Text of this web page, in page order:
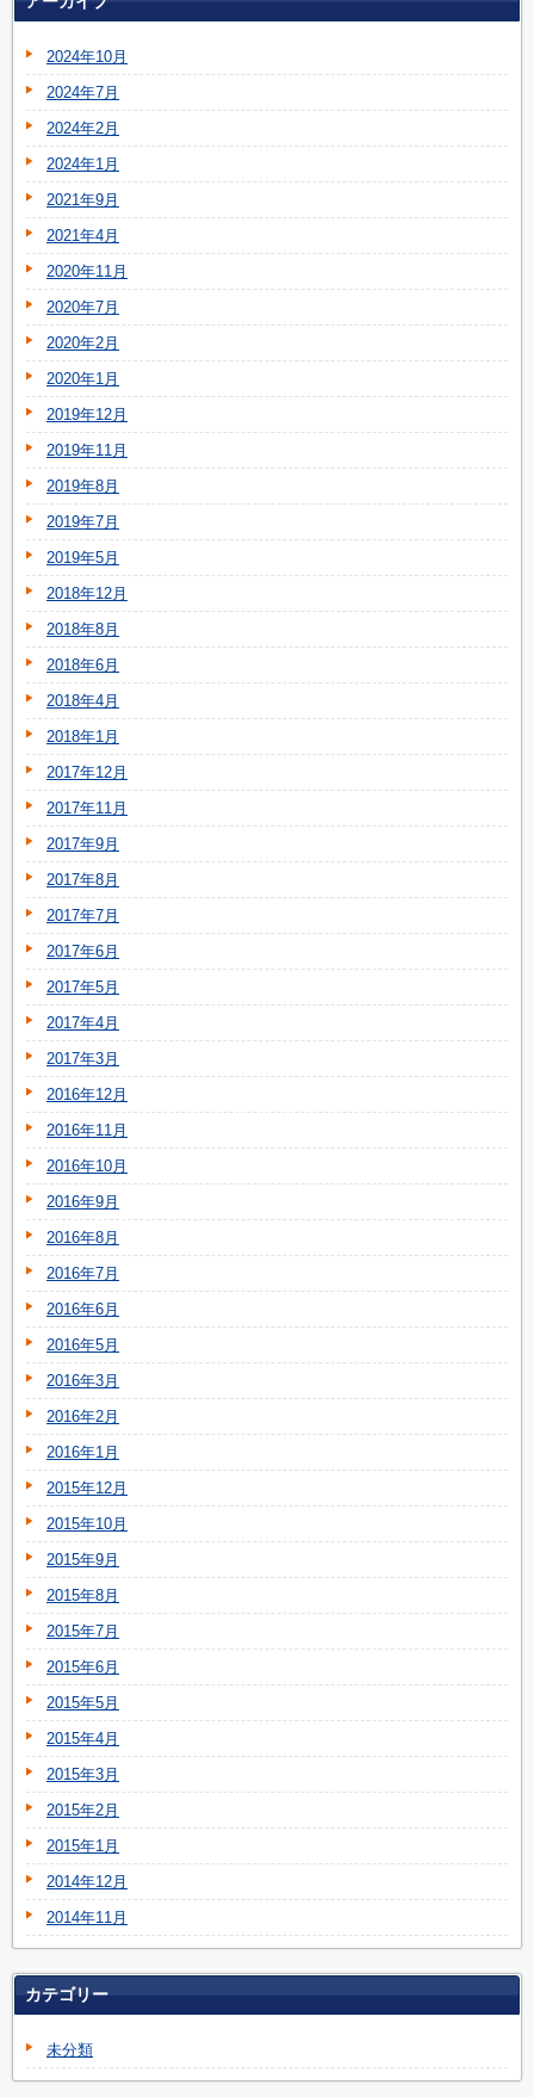
2024年10月
2024年7月
2024年2月
2024年1月
2021年9月
2021年4月
2020年11月
2020年7月
2020年2月
2020年1月
2019年12月
2019年11月
2019年8月
2019年7月
2019年5月
2018年12月
2018年8月
2018年6月
2018年4月
2018年1月
2017年12月
2017年11月
2017年9月
2017年8月
2017年7月
2017年6月
2017年5月
2017年4月
2017年3月
2016年12月
2016年11月
2016年10月
2016年9月
2016年8月
2016年7月
2016年6月
2016年5月
2016年3月
2016年2月
2016年1月
2015年12月
2015年10月
2015年9月
2015年8月
2015年7月
2015年6月
2015年5月
2015年4月
2015年3月
2015年2月
2015年1月
2014年12月
2014年11月
カテゴリー
未分類